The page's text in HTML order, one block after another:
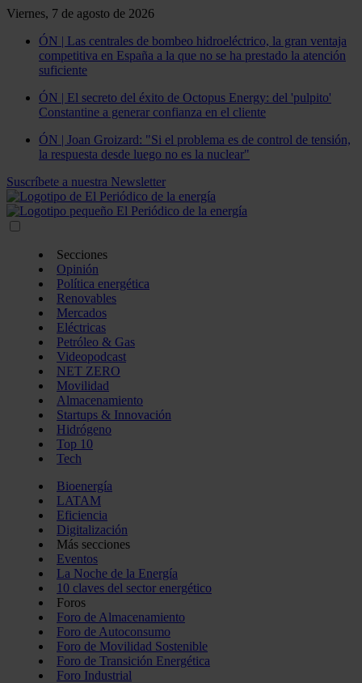
Viernes, 7 de agosto de 2026
ÓN | Las centrales de bombeo hidroeléctrico, la gran ventaja
competitiva en España a la que no se ha prestado la atención
suficiente
ÓN | El secreto del éxito de Octopus Energy: del 'pulpito'
Constantine a generar confianza en el cliente
ÓN | Joan Groizard: "Si el problema es de control de tensión,
la respuesta desde luego no es la nuclear"
Suscríbete a nuestra Newsletter
Secciones
Opinión
Política energética
Renovables
Mercados
Eléctricas
Petróleo & Gas
Videopodcast
NET ZERO
Movilidad
Almacenamiento
Startups & Innovación
Hidrógeno
Top 10
Tech
Bioenergía
LATAM
Eficiencia
Digitalización
Más secciones
Eventos
La Noche de la Energía
10 claves del sector energético
Foros
Foro de Almacenamiento
Foro de Autoconsumo
Foro de Movilidad Sostenible
Foro de Transición Energética
Foro Industrial